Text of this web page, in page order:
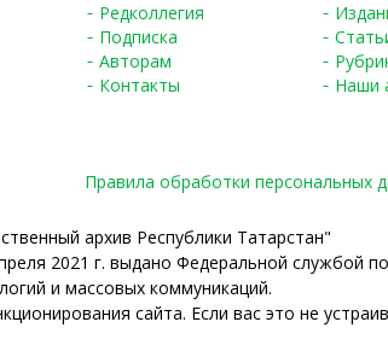
Редколлегия
Подписка
Авторам
Контакты
Наши
Правила обработки персональных
архив Республики Татарстан"
2021 г. выдано Федеральной службой
и массовых коммуникаций.
сайта. Если вас это не